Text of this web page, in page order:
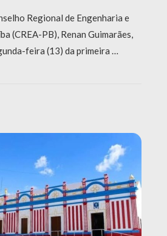
Regional de Engenharia e
(CREA-PB), Renan Guimarães,
feira (13) da primeira …